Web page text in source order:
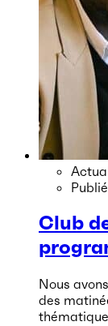
Club
Nous
des